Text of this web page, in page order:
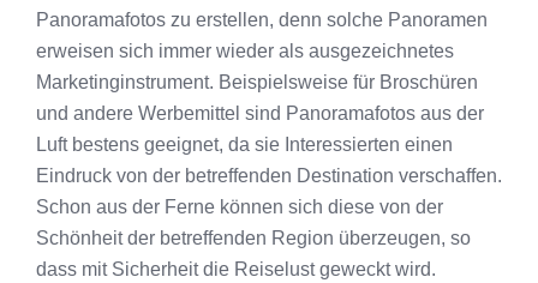
Panoramafotos zu erstellen, denn solche Panoramen
erweisen sich immer wieder als ausgezeichnetes
Marketinginstrument. Beispielsweise für Broschüren
und andere Werbemittel sind Panoramafotos aus der
Luft bestens geeignet, da sie Interessierten einen
Eindruck von der betreffenden Destination verschaffen.
Schon aus der Ferne können sich diese von der
Schönheit der betreffenden Region überzeugen, so
dass mit Sicherheit die Reiselust geweckt wird.